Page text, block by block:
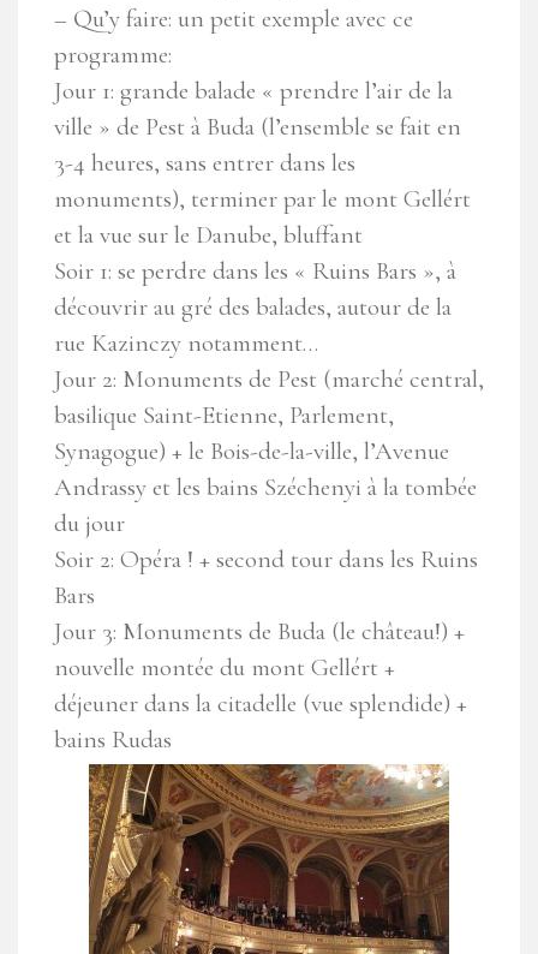
– Qu’y faire: un petit exemple avec ce
programme:
Jour 1: grande balade « prendre l’air de la
ville » de Pest à Buda (l’ensemble se fait en
3-4 heures, sans entrer dans les
monuments), terminer par le mont Gellért
et la vue sur le Danube, bluffant
Soir 1: se perdre dans les « Ruins Bars », à
découvrir au gré des balades, autour de la
rue Kazinczy notamment…
Jour 2: Monuments de Pest (marché central,
basilique Saint-Etienne, Parlement,
Synagogue) + le Bois-de-la-ville, l’Avenue
Andrassy et les bains Széchenyi à la tombée
du jour
Soir 2: Opéra ! + second tour dans les Ruins
Bars
Jour 3: Monuments de Buda (le château!) +
nouvelle montée du mont Gellért +
déjeuner dans la citadelle (vue splendide) +
bains Rudas